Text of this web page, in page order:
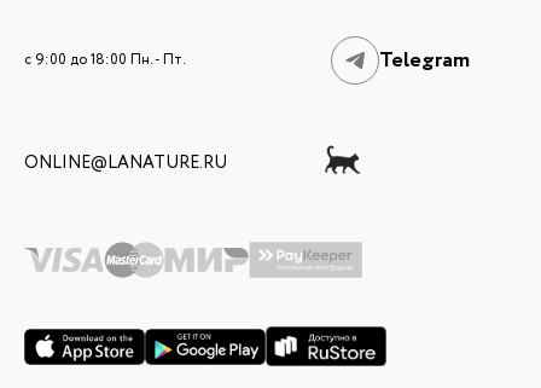
c 9:00 до 18:00 Пн. - Пт. Telegram
ONLINE@LANATURE.RU